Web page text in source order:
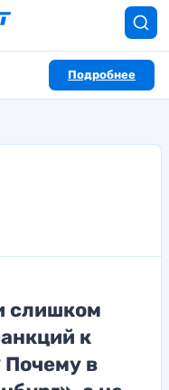
Подробнее
слишком
к
Почему в